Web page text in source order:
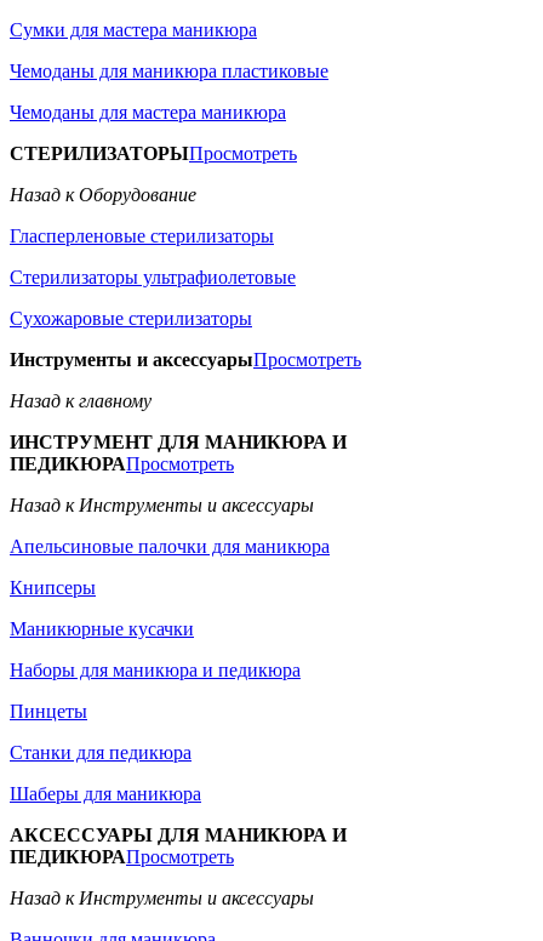
Сумки для мастера маникюра
Чемоданы для маникюра пластиковые
Чемоданы для мастера маникюра
СТЕРИЛИЗАТОРЫПросмотреть
Назад к Оборудование
Гласперленовые стерилизаторы
Стерилизаторы ультрафиолетовые
Сухожаровые стерилизаторы
Инструменты и аксессуарыПросмотреть
Назад к главному
ИНСТРУМЕНТ ДЛЯ МАНИКЮРА И
ПЕДИКЮРАПросмотреть
Назад к Инструменты и аксессуары
Апельсиновые палочки для маникюра
Книпсеры
Маникюрные кусачки
Наборы для маникюра и педикюра
Пинцеты
Станки для педикюра
Шаберы для маникюра
АКСЕССУАРЫ ДЛЯ МАНИКЮРА И
ПЕДИКЮРАПросмотреть
Назад к Инструменты и аксессуары